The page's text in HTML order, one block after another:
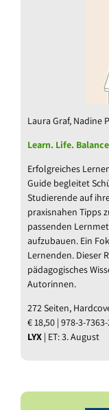
Laura Graf, Nadine
Learn. Life.
Erfolgreiches
Guide begleitet
Studierende auf
praxisnahen Tipps
passenden
aufzubauen. Ein
Lernenden. Dieser
pädagogisches
Autorinnen.
272 Seiten,
€ 18,50 | 978-3-
LYX | ET: 3. August